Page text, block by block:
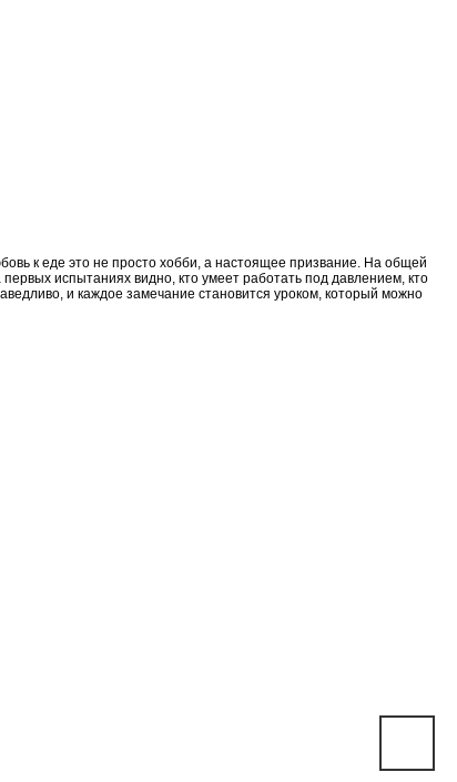
к еде это не просто хобби, а настоящее призвание. На общей
испытаниях видно, кто умеет работать под давлением, кто
и каждое замечание становится уроком, который можно